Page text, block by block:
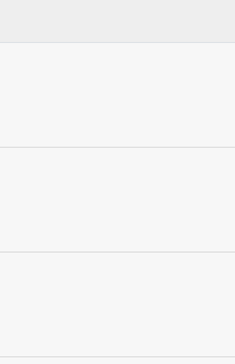
geraden
in der Landschaft,
und nassen
Moorcharakter in